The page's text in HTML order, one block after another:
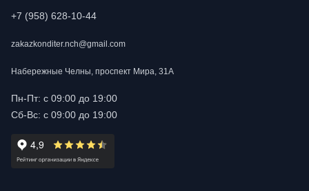
+7 (958) 628-10-44
zakazkonditer.nch@gmail.com
Набережные Челны, проспект Мира, 31А
Пн-Пт: с 09:00 до 19:00
Сб-Вс: с 09:00 до 19:00